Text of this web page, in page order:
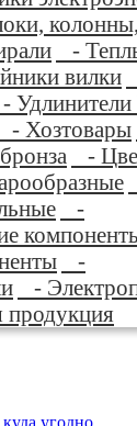
-
вилки
-
- Хозтовары
-
-
-
-
продукция
угодно